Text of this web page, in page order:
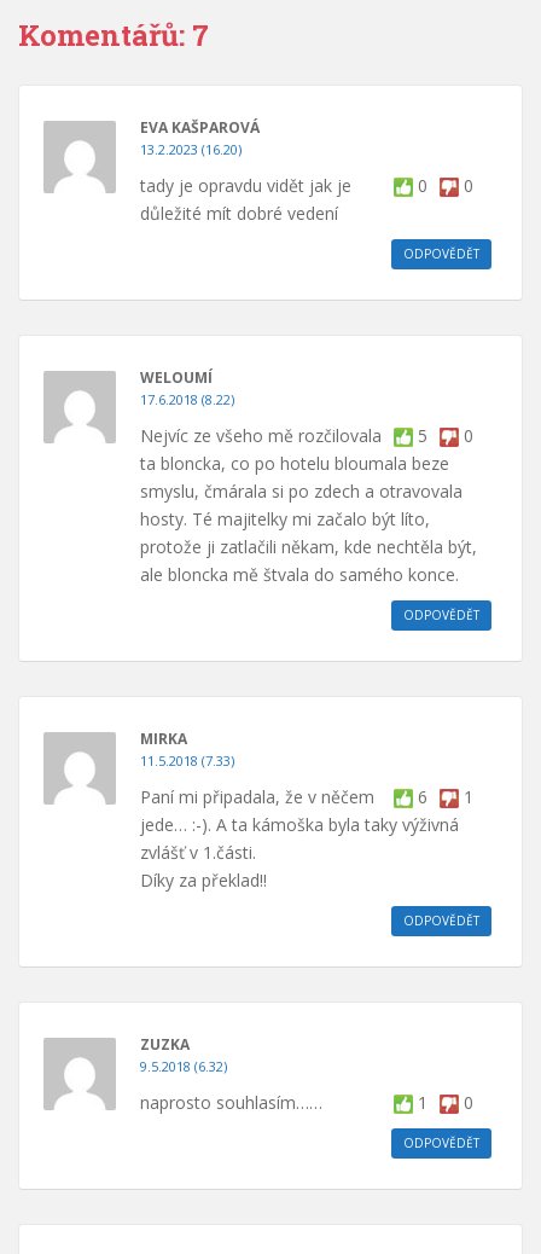
Komentářů: 7
EVA KAŠPAROVÁ
13.2.2023 (16.20)
0 0
tady je opravdu vidět jak je
důležité mít dobré vedení
ODPOVĚDĚT
WELOUMÍ
17.6.2018 (8.22)
5 0
Nejvíc ze všeho mě rozčilovala
ta bloncka, co po hotelu bloumala beze
smyslu, čmárala si po zdech a otravovala
hosty. Té majitelky mi začalo být líto,
protože ji zatlačili někam, kde nechtěla být,
ale bloncka mě štvala do samého konce.
ODPOVĚDĚT
MIRKA
11.5.2018 (7.33)
6 1
Paní mi připadala, že v něčem
jede… :-). A ta kámoška byla taky výživná
zvlášť v 1.části.
Díky za překlad!!
ODPOVĚDĚT
ZUZKA
9.5.2018 (6.32)
1 0
naprosto souhlasím……
ODPOVĚDĚT